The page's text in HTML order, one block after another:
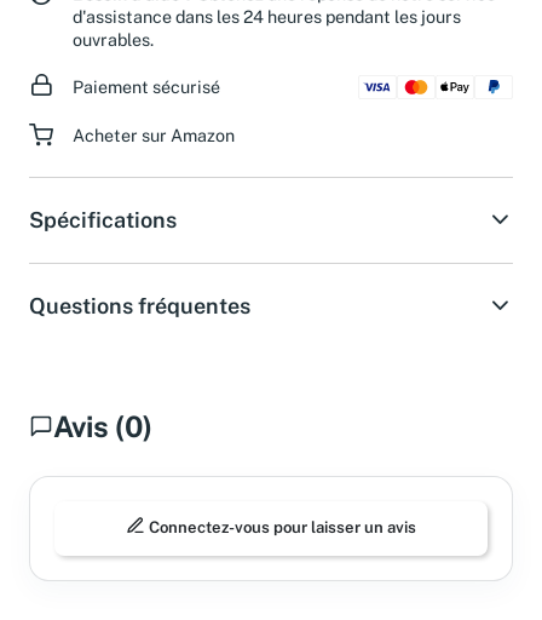
d'assistance dans les 24 heures pendant les jours
ouvrables.
Paiement sécurisé
Acheter sur Amazon
Spécifications
Questions fréquentes
Avis (0)
Connectez-vous pour laisser un avis